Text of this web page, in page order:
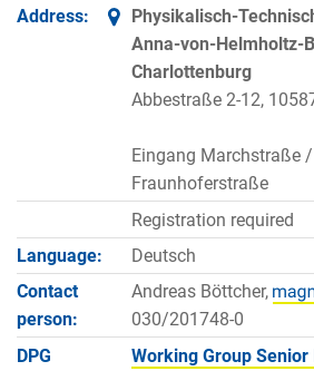
Address:
Physikalisch-
Anna-von-Helmholtz-
Charlottenburg
Abbestraße 2-12,
Eingang Marchstraße /
Fraunhoferstraße
Registration required
Language:
Deutsch
Contact
person:
Andreas Böttcher,
030/201748-0
DPG
Working Group